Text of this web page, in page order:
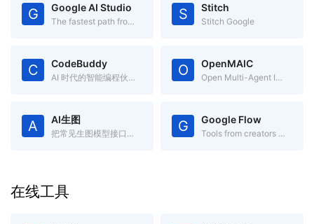
G Google AI Studio
The fastest path from prompt to production with Gemini S Stitch
Stitch Google
C CodeBuddy
AI 时代的智能编程伙伴 O OpenMAIC
Open Multi-Agent Interactive Classroom
A AI生图
把常见生图模型接口收进一个页面 G Google Flow
Tools from creators like you
在线工具